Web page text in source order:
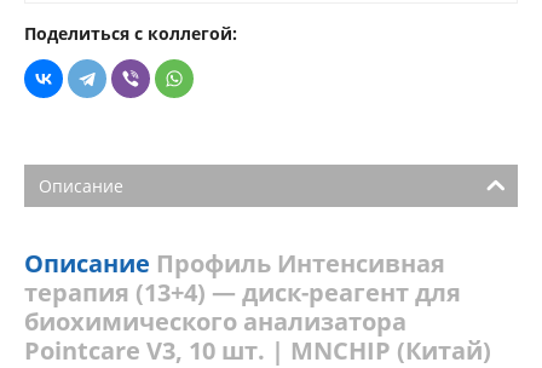
Поделиться с коллегой:
Описание
Описание Профиль Интенсивная
терапия (13+4) — диск-реагент для
биохимического анализатора
Pointcare V3, 10 шт. | MNCHIP (Китай)